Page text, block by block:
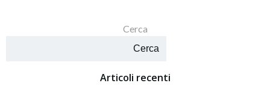
Cerca
Cerca
Articoli recenti